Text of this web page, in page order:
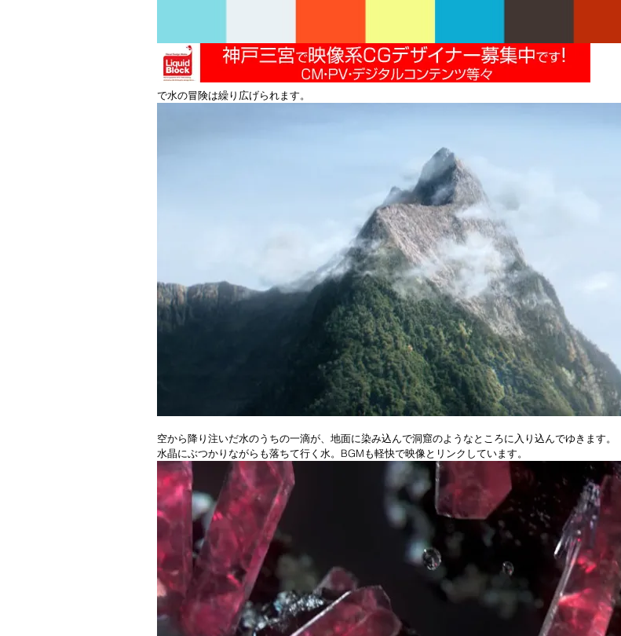
で水の冒険は繰り広げられます。
空から降り注いだ水のうちの一滴が、地面に染み込んで洞窟のようなところに入り込んでゆきます。
水晶にぶつかりながらも落ちて行く水。BGMも軽快で映像とリンクしています。